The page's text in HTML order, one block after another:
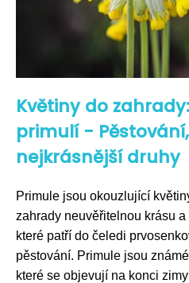
Květiny do
primulí -
nejkrásnější druhy
Primule jsou okouzlující
zahrady neuvěřitelnou krásu
které patří do čeledi
pěstování. Primule jsou
které se objevují na konci